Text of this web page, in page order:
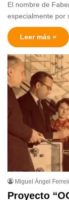
El nombre de
especialmente por
Leer más »
Miguel Ángel
Proyecto